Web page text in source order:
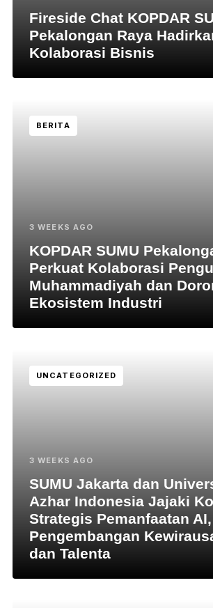
Fireside Chat KOPDAR
Pekalongan Raya
Kolaborasi Bisnis
BERITA
3 WEEKS AGO
KOPDAR SUMU
Perkuat Kolaborasi
Muhammadiyah dan
Ekosistem Industri
UNCATEGORIZED
3 WEEKS AGO
SUMU Jakarta dan
Azhar Indonesia Jajaki
Strategis Pemanfaatan AI,
Pengembangan
dan Talenta